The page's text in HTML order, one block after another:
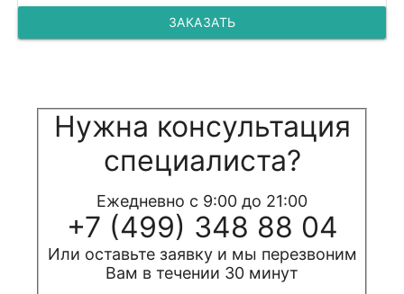
ЗАКАЗАТЬ
Нужна консультация
специалиста?
Ежедневно с 9:00 до 21:00
+7 (499) 348 88 04
Или оставьте заявку и мы перезвоним
Вам в течении 30 минут